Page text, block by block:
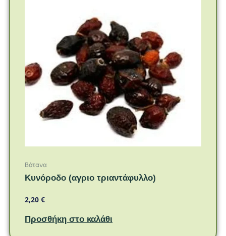
Βότανα
Κυνόροδο (αγριο τριαντάφυλλο)
2,20€
Προσθήκη στο καλάθι